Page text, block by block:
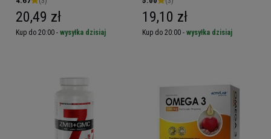
20,49 zł
Kup do 20:00 - wysyłka dzisiaj
19,10 zł
Kup do 20:00 - wysyłka dzisiaj